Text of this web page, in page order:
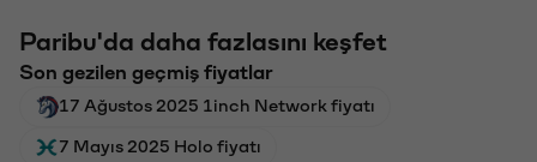
Paribu'da daha fazlasını keşfet
Son gezilen geçmiş fiyatlar
17 Ağustos 2025 1inch Network fiyatı
7 Mayıs 2025 Holo fiyatı